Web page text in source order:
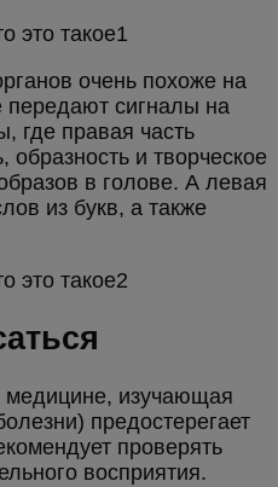
очень похоже на
передают сигналы на
где правая часть
образность и творческое
в голове. А левая
из букв, а также
изучающая
предостерегает
проверять
восприятия.